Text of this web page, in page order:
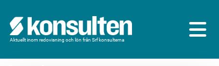
Aktuellt inom redovisning och lön från Srf konsulterna